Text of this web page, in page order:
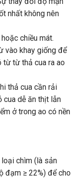
nhất không nên
chiều mát.
vào khay giống để
từ từ thả cua ra ao
thả cua cần rải
cua dễ ăn thịt lẫn
ở trong ao có nền
chìm (là sản
đạm ≥ 22%) để cho